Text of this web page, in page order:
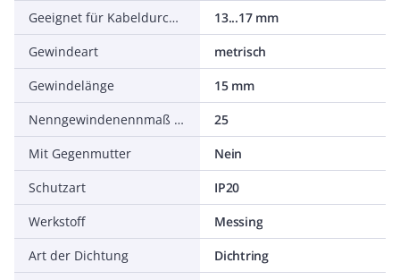
Geeignet für Kabeldurchmesser
13...17 mm
Gewindeart
metrisch
Gewindelänge
15 mm
Nenngewindenennmaß metrisch/PG
25
Mit Gegenmutter
Nein
Schutzart
IP20
Werkstoff
Messing
Art der Dichtung
Dichtring